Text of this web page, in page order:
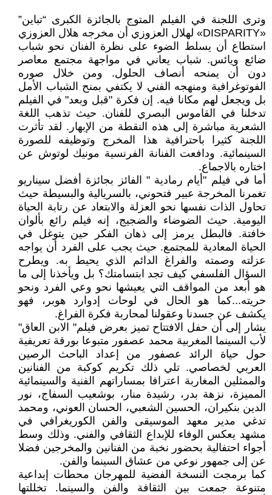
وترى اللجنة في الفيلم المتوج بالجائزة الكبرى “تباين”
«DISPARITY» لهلال العزوزي أن مخرجه هلال العزوزي
استطاع أن يسلط الضوء على نظرة الفنان نحو شباب
ضائع ويائس. شباب يعاني في مواجهة مجتمع معاصر
دون أن يمنحه أنصاف الحلول. ومن خلال صوره
الفوتوغرافية ومنهجه الفني لا يكتفي بمنح الشباب الأمل
بل ويجعل لهم مكانا فيه. إن فكرة "قبل وبعد" في الفيلم
تدخلنا في القاموس البصري للفنان. حيث تذهب اللغة
الشعرية مباشرة إلى هذه النقطة من الإبهار. لقد تأثرت
اللجنة كثيرا باحترافية هذا المخرج وتوظيفه للصورة
السينمائية. ودافعت الفنانة الفرنسية مونيك لوتوش عن
اختاره بالاجماع.
أما في فيلم "أيام رمادية " الفائز بجائزة أفضل سيناريو
تغمرنا المخرجة عبير فتحوني، بالسريالية والبسيطة حيث
تحاول الذات نفسها نحو العزلة والابتعاد عن رتابة الحياة
اليومية. حيث الضوضاء والضجيج، إنه فيلم رائع بألوان
خافتة. فالبطل يرمز إلى ذهان الفكر حين يتوغل في
الحياة المعادية للمجتمع. حيث يجب على الفرد أن يواجه
عزلته وصمته والفراغ الدائم الذي يحيط به. ويطرح
السؤال الفلسفي كيف تجد ابتسامتك؟ بل ويأخذنا إلى ما
هو أبعد من المواقف التي يعيشها نحو وعي الفرد ونحو
حريته...كما هو الحال في لوحات إدوارد هوبر، فهو
يكشف عن جسدنا وعقولنا لمحاربة فكرة الفراغ.
يشار إلى أن حفل الافتتاح تميز بعرض فيلم" الابن العاق"
لأب السينما المغربية محمد عصفور متبوعا بورقة تعريفية
حول حياة الرائد عصفور من إعداد الباحث الرصين
العربي لخصاصي. تلي ذلك تكريم كوكبة من الفنانين
والممثلين المغاربة اعترافا بمساراتهم الفنية والسينمائية
المميزة، نزهة بدر، رشيدة منار، بوشعيب السفاج، نور
الدين بنكيران، الحسين الشعبي، الحسان العوني، ومحمد
تدغي مدير معهد الموسيقى والفن الكوريغرافي في
مشهد يعكس الوفاء للإبداع الثقافي والفني. وذلك وسط
أجواء احتفالية بحضور نخبة من الفنانين والمخرجين فضلا
عن إلى جمهور نوعي من عشاق السينما والفن.
كما برمجت النسخة الفضية للمهرجان محطات إبداعية
متنوعة جمعت بين الثقافة والفن والسينما. تخللتها